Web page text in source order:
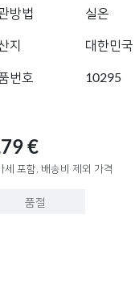
방법
실온
지 대한민국
번호 10295
€
세 포함, 배송비 제외 가격
품절